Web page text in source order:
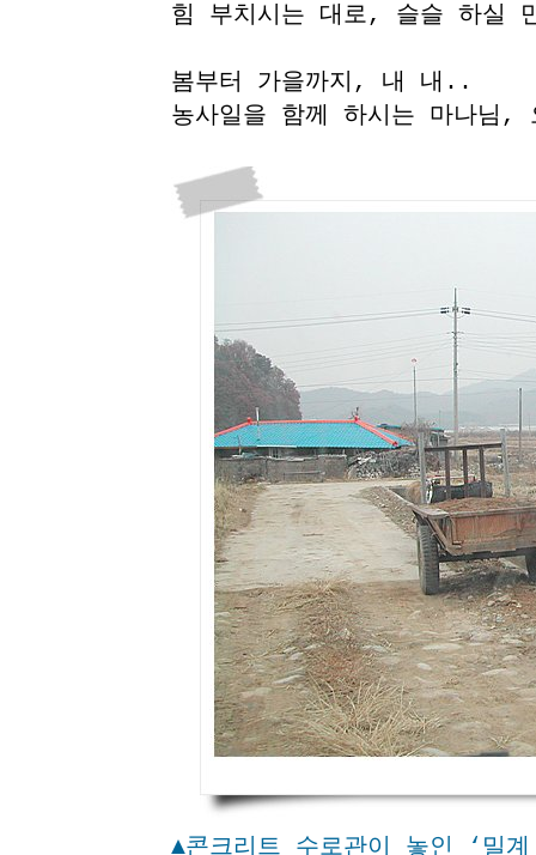
힘 부치시는 대로, 슬슬 하실
봄부터 가을까지, 내 내..
농사일을 함께 하시는 마나님,
▲콘크리트 수로관이 놓인 ‘밀